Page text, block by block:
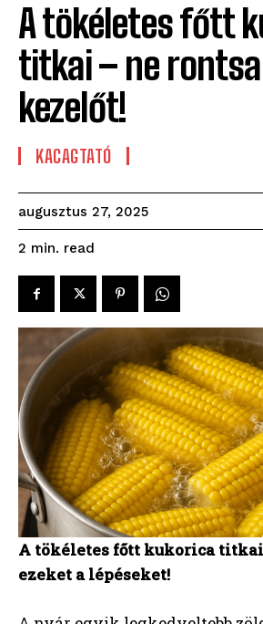
A tökéletes főtt
titkai – ne
kezelőt!
KACAGTATÓ
augusztus 27, 2025
2 min. read
A tökéletes főtt kukorica
ezeket a lépéseket!